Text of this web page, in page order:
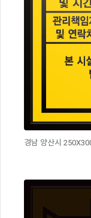
경남 양산시